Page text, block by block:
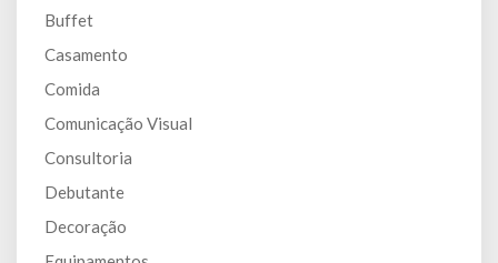
Buffet
Casamento
Comida
Comunicação Visual
Consultoria
Debutante
Decoração